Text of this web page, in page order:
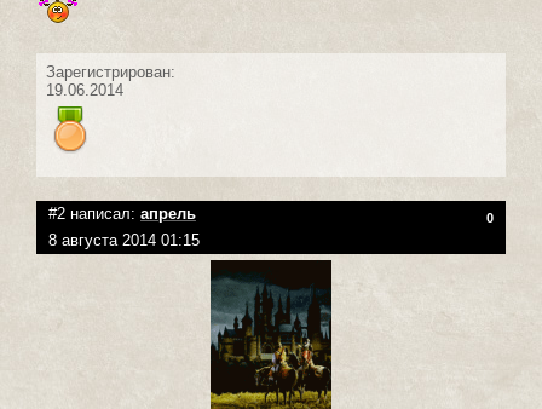
Зарегистрирован:
19.06.2014
#2 написал: апрель 0
8 августа 2014 01:15